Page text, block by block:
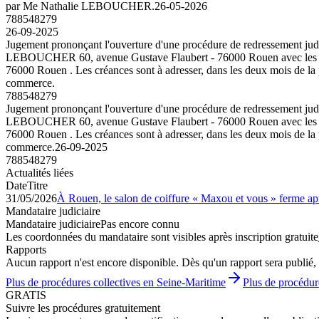
par Me Nathalie LEBOUCHER.26-05-2026
788548279
26-09-2025
Jugement prononçant l'ouverture d'une procédure de redressement
LEBOUCHER 60, avenue Gustave Flaubert - 76000 Rouen avec
76000 Rouen . Les créances sont à adresser, dans les deux mois
commerce.
788548279
Jugement prononçant l'ouverture d'une procédure de redressement
LEBOUCHER 60, avenue Gustave Flaubert - 76000 Rouen avec
76000 Rouen . Les créances sont à adresser, dans les deux mois
commerce.26-09-2025
788548279
Actualités liées
DateTitre
31/05/2026À Rouen, le salon de coiffure « Maxou et vous » ferme
Mandataire judiciaire
Mandataire judiciairePas encore connu
Les coordonnées du mandataire sont visibles après inscription gratuite
Rapports
Aucun rapport n'est encore disponible. Dès qu'un rapport sera
Plus de procédures collectives en Seine-Maritime
Plus de
GRATIS
Suivre les procédures gratuitement